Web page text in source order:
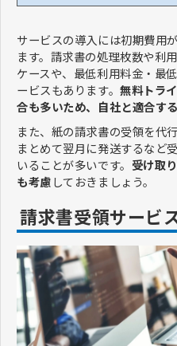
サービスの導入には初期費用
ます。請求書の処理枚数や利
ケースや、最低利用料金・最
ービスもあります。無料トラ
合も多いため、自社と適合す
また、紙の請求書の受領を代
まとめて翌月に発送するなど
いることが多いです。 受け取
も考慮しておきましょう。
請求書受領サービ